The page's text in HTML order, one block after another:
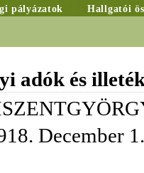
pályázatok Hallgatói
adók és
December